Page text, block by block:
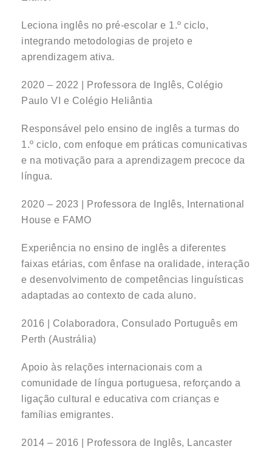
Leciona inglês no pré-escolar e 1.º ciclo,
integrando metodologias de projeto e
aprendizagem ativa.
2020 – 2022 | Professora de Inglês, Colégio
Paulo VI e Colégio Heliântia
Responsável pelo ensino de inglês a turmas do
1.º ciclo, com enfoque em práticas comunicativas
e na motivação para a aprendizagem precoce da
língua.
2020 – 2023 | Professora de Inglês, International
House e FAMO
Experiência no ensino de inglês a diferentes
faixas etárias, com ênfase na oralidade, interação
e desenvolvimento de competências linguísticas
adaptadas ao contexto de cada aluno.
2016 | Colaboradora, Consulado Português em
Perth (Austrália)
Apoio às relações internacionais com a
comunidade de língua portuguesa, reforçando a
ligação cultural e educativa com crianças e
famílias emigrantes.
2014 – 2016 | Professora de Inglês, Lancaster